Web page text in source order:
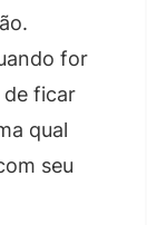
for
de ficar
qual
seu